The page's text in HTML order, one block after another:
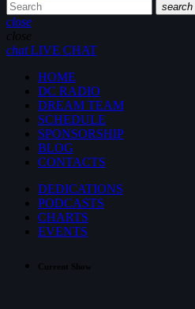
search
close
close
chatLIVE CHAT
HOME
DC RADIO
DREAM TEAM
SCHEDULE
SPONSORSHIP
BLOG
CONTACTS
DEDICATIONS
PODCASTS
CHARTS
EVENTS
Current Show